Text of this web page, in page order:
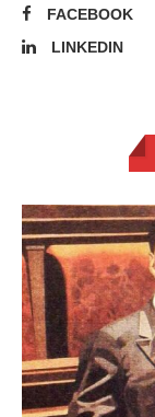
FACEBOOK
LINKEDIN